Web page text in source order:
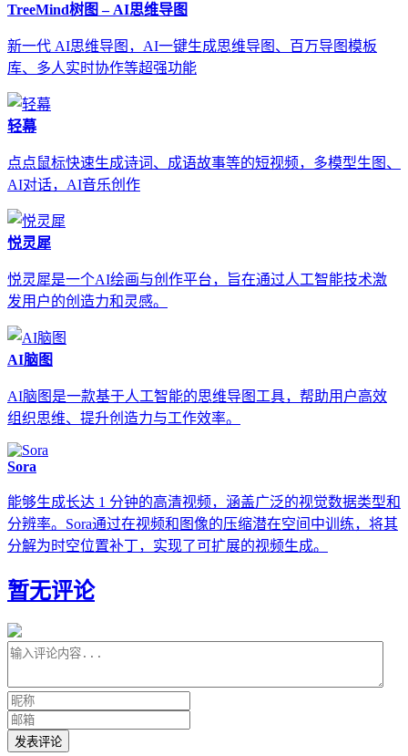
TreeMind树图 – AI思维导图
新一代 AI思维导图，AI一键生成思维导图、百万导图模板
库、多人实时协作等超强功能
轻幕
点点鼠标快速生成诗词、成语故事等的短视频，多模型生图、
AI对话，AI音乐创作
悦灵犀
悦灵犀是一个AI绘画与创作平台，旨在通过人工智能技术激
发用户的创造力和灵感。
AI脑图
AI脑图是一款基于人工智能的思维导图工具，帮助用户高效
组织思维、提升创造力与工作效率。
Sora
能够生成长达 1 分钟的高清视频，涵盖广泛的视觉数据类型和
分辨率。Sora通过在视频和图像的压缩潜在空间中训练，将其
分解为时空位置补丁，实现了可扩展的视频生成。
暂无评论
发表评论